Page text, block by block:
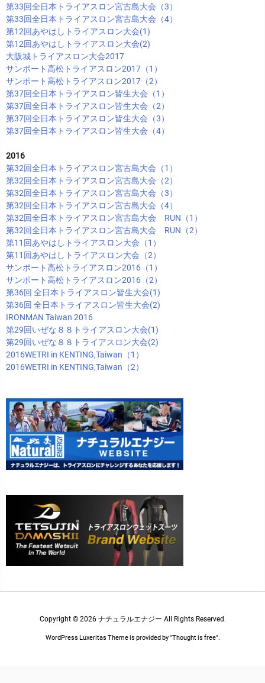
第33回全日本トライアスロン宮古島大会（3）
第33回全日本トライアスロン宮古島大会（4）
第12回あやはしトライアスロン大会(1)
第12回あやはしトライアスロン大会(2)
大阪城トライアスロン大会2017
サンポート高松トライアスロン2017（1）
サンポート高松トライアスロン2017（2）
第37回全日本トライアスロン皆生大会（1）
第37回全日本トライアスロン皆生大会（2）
第37回全日本トライアスロン皆生大会（3）
第37回全日本トライアスロン皆生大会（4）
2016
第32回全日本トライアスロン宮古島大会（1）
第32回全日本トライアスロン宮古島大会（2）
第32回全日本トライアスロン宮古島大会（3）
第32回全日本トライアスロン宮古島大会（4）
第32回全日本トライアスロン宮古島大会 RUN（1）
第32回全日本トライアスロン宮古島大会 RUN（2）
第11回あやはしトライアスロン大会（1）
第11回あやはしトライアスロン大会（2）
サンポート高松トライアスロン2016（1）
サンポート高松トライアスロン2016（2）
第36回 全日本トライアスロン皆生大会(1)
第36回 全日本トライアスロン皆生大会(2)
IRONMAN Taiwan 2016
第29回いぜな８８トライアスロン大会(1)
第29回いぜな８８トライアスロン大会(2)
2016WETRI in KENTING,Taiwan（1）
2016WETRI in KENTING,Taiwan（2）
Copyright © 2026 ナチュラルエナジー All Rights Reserved.
WordPress Luxeritas Theme is provided by "Thought is free".